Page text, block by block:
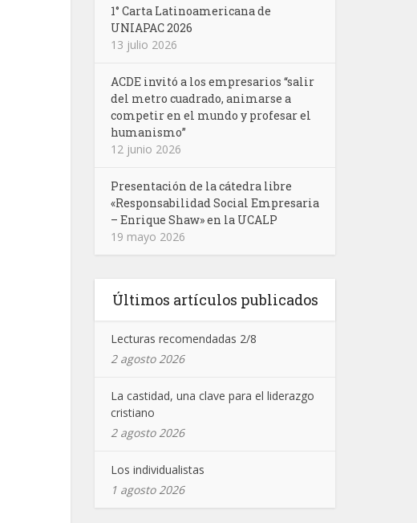
1° Carta Latinoamericana de
UNIAPAC 2026
13 julio 2026
ACDE invitó a los empresarios “salir
del metro cuadrado, animarse a
competir en el mundo y profesar el
humanismo”
12 junio 2026
Presentación de la cátedra libre
«Responsabilidad Social Empresaria
– Enrique Shaw» en la UCALP
19 mayo 2026
Últimos artículos publicados
Lecturas recomendadas 2/8
2 agosto 2026
La castidad, una clave para el liderazgo
cristiano
2 agosto 2026
Los individualistas
1 agosto 2026